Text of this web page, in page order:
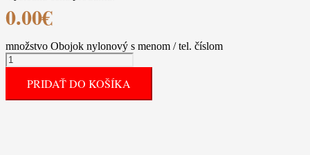
0.00€
množstvo Obojok nylonový s menom / tel. číslom
PRIDAŤ DO KOŠÍKA